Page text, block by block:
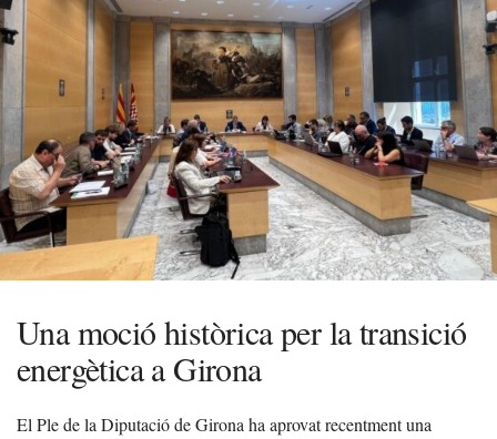
Una moció històrica per la transició
energètica a Girona
El Ple de la Diputació de Girona ha aprovat recentment una